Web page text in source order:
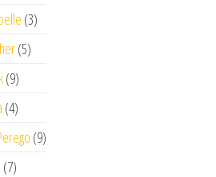
(3)
(5)
(9)
(4)
(9)
(7)